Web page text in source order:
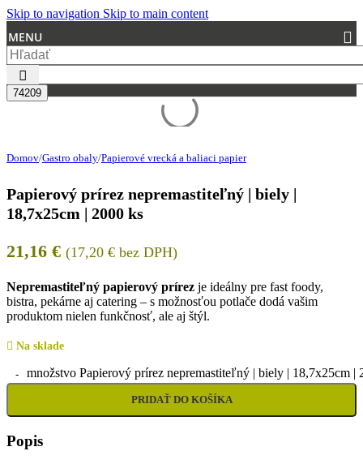
Skip to navigation Skip to main content
MENU
Domov/Gastro obaly/Papierové vrecká a baliaci papier
Papierový prírez nepremastiteľný | biely |
18,7x25cm | 2000 ks
21,16 € (17,20 € bez DPH)
Nepremastiteľný papierový prírez je ideálny pre fast foody,
bistra, pekárne aj catering – s možnosťou potlače dodá vašim
produktom nielen funkčnosť, ale aj štýl.
Na sklade
množstvo Papierový prírez nepremastiteľný | biely | 18,7x25cm |
PRIDAŤ DO KOŠÍKA
Popis